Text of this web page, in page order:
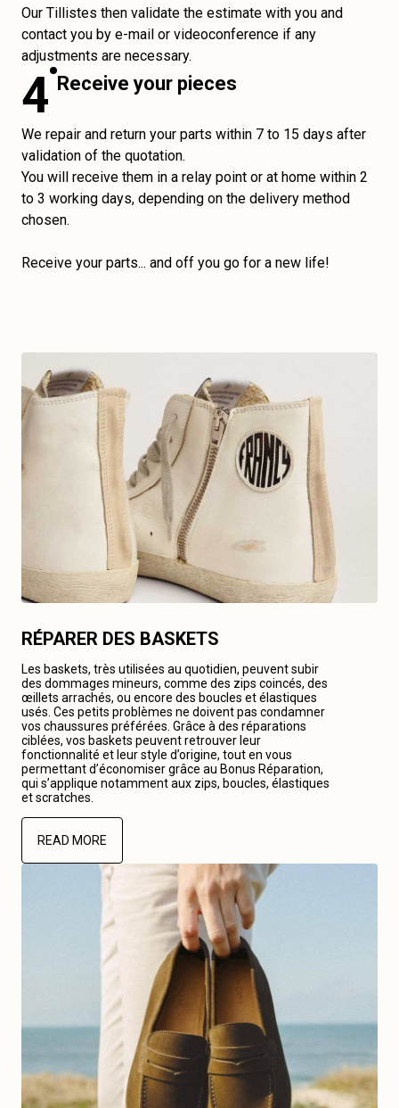
Our Tillistes then validate the estimate with you and
contact you by e-mail or videoconference if any
adjustments are necessary.
4 Receive your pieces
We repair and return your parts within 7 to 15 days after
validation of the quotation.
You will receive them in a relay point or at home within 2
to 3 working days, depending on the delivery method
chosen.
Receive your parts... and off you go for a new life!
RÉPARER DES BASKETS
Les baskets, très utilisées au quotidien, peuvent subir
des dommages mineurs, comme des zips coincés, des
œillets arrachés, ou encore des boucles et élastiques
usés. Ces petits problèmes ne doivent pas condamner
vos chaussures préférées. Grâce à des réparations
ciblées, vos baskets peuvent retrouver leur
fonctionnalité et leur style d’origine, tout en vous
permettant d’économiser grâce au Bonus Réparation,
qui s’applique notamment aux zips, boucles, élastiques
et scratches.
READ MORE